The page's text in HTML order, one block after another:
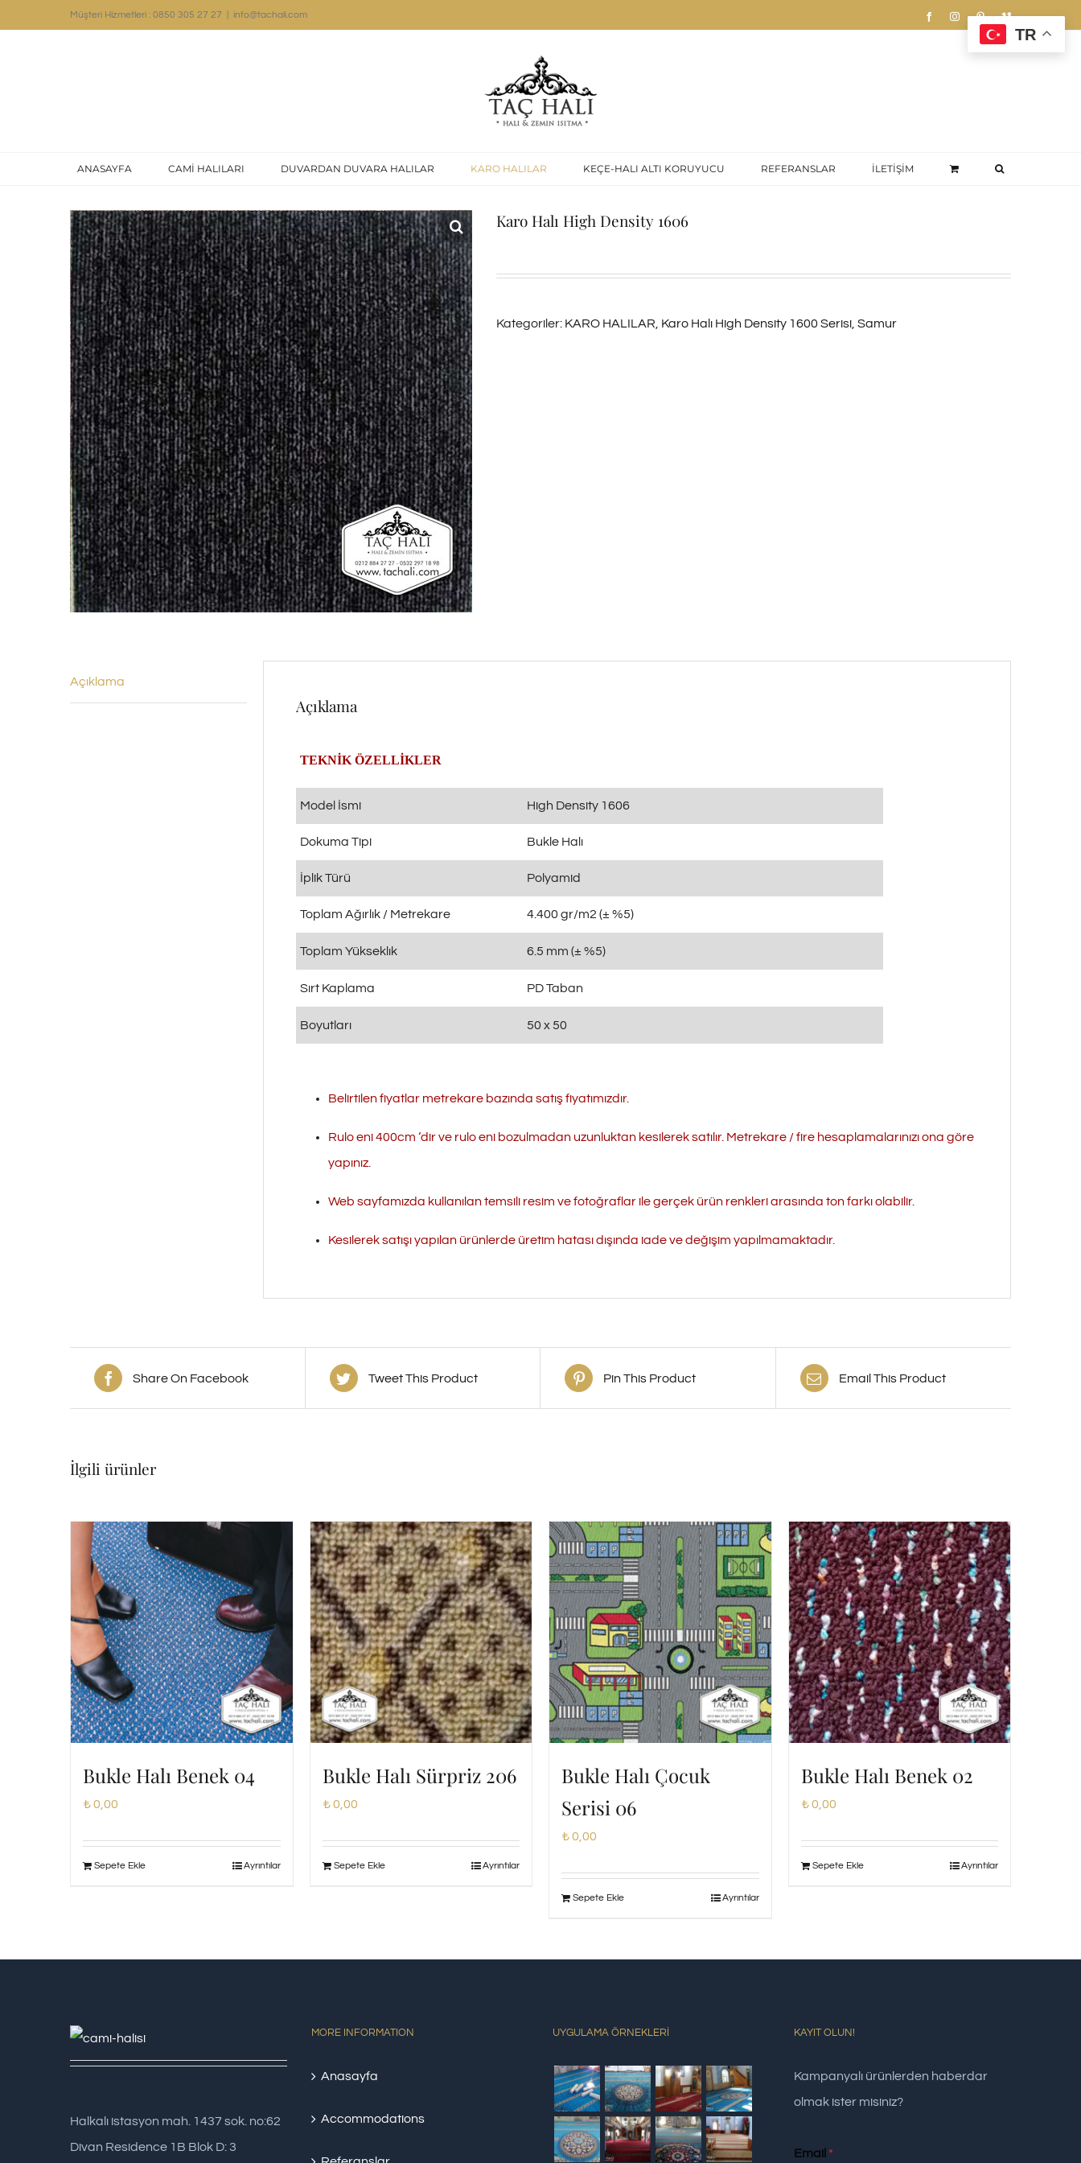
Müşteri Hizmetleri : 0850 305 27 27 info@tachali.com FacebookInstagramPinterestVimeo
ANASAYFA CAMİ HALILARI DUVARDAN DUVARA HALILAR KARO HALILAR KEÇE-HALI ALTI KORUYUCU REFERANSLAR İLETİŞİM
Karo Halı High Density 1606
Kategoriler: KARO HALILAR Karo Halı High Density 1600 Serisi Samur
Açıklama
Açıklama
TEKNİK ÖZELLİKLER
Model İsmi High Density 1606
Dokuma Tipi Bukle Halı
İplik Türü Polyamid
Toplam Ağırlık / Metrekare 4.400 gr/m2 (± %5)
Toplam Yükseklık 6.5 mm (± %5)
Sırt Kaplama PD Taban
Boyutları 50 x 50
Belirtilen fiyatlar metrekare bazında satış fiyatımızdır.
Rulo eni 400cm ‘dir ve rulo eni bozulmadan uzunluktan kesilerek satılır. Metrekare / fire hesaplamalarınızı ona göre
yapınız.
Web sayfamızda kullanılan temsili resim ve fotoğraflar ile gerçek ürün renkleri arasında ton farkı olabilir.
Kesilerek satışı yapılan ürünlerde üretim hatası dışında iade ve değişim yapılmamaktadır.
Share On Facebook Tweet This Product Pin This Product Email This Product
İlgili ürünler
Bukle Halı Benek 04
₺0,00
Sepete Ekle Ayrıntılar
Bukle Halı Sürpriz 206
₺0,00
Sepete Ekle Ayrıntılar
Bukle Halı Çocuk
Serisi 06
₺0,00
Sepete Ekle Ayrıntılar
Bukle Halı Benek 02
₺0,00
Sepete Ekle Ayrıntılar
Halkalı istasyon mah. 1437 sok. no:62
Divan Residence 1B Blok D: 3
MORE INFORMATION
Anasayfa
Accommodations
UYGULAMA ÖRNEKLERİ KAYIT OLUN!
Kampanyalı ürünlerden haberdar
olmak ister misiniz?
Email *
TR